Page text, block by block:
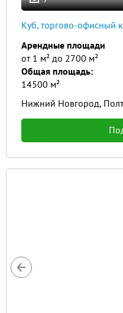
Куб, торгово-офисный
Арендные площади
от 1 м² до 2700 м²
Общая площадь:
14500 м²
Нижний Новгород,